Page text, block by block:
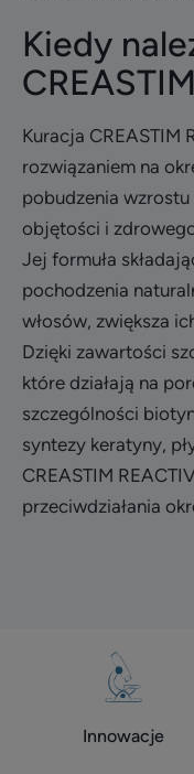
Kiedy
Kuracja CREASTIM
rozwiązaniem na
pobudzenia
objętości i
Jej formuła
pochodzenia
włosów, zwiększa
Dzięki zawartości
które działają na
szczególności
syntezy keratyny,
CREASTIM
przeciwdziałania
Innowacje